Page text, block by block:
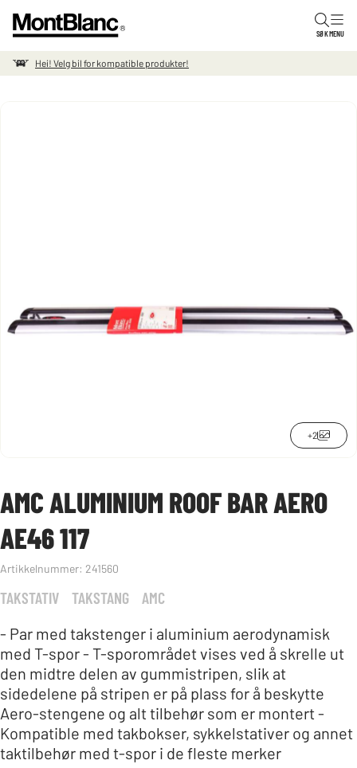
SØKMENU
Hei! Velg bil for kompatible produkter!
+2
AMC ALUMINIUM ROOF BAR AERO
AE46 117
Artikkelnummer: 241560
TAKSTATIV TAKSTANG
AMC
- Par med takstenger i aluminium aerodynamisk
med T-spor - T-sporområdet vises ved å skrelle ut
den midtre delen av gummistripen, slik at
sidedelene på stripen er på plass for å beskytte
Aero-stengene og alt tilbehør som er montert -
Kompatible med takbokser, sykkelstativer og annet
taktilbehør med t-spor i de fleste merker